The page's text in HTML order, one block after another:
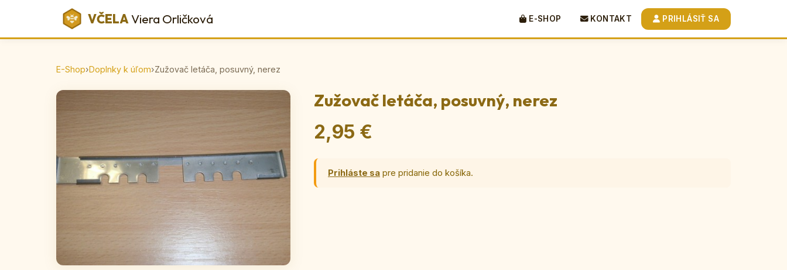
VČELAViera Orličková E-SHOP KONTAKT PRIHLÁSIŤ SA
E-Shop›Doplnky k úľom›Zužovač letáča, posuvný, nerez
Zužovač letáča, posuvný, nerez
2,95 €
Prihláste sa pre pridanie do košíka.